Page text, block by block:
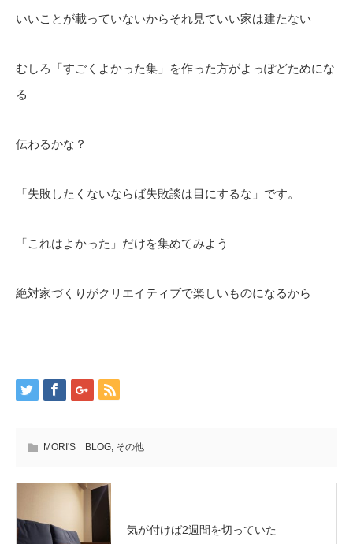
いいことが載っていないからそれ見ていい家は建たない
むしろ「すごくよかった集」を作った方がよっぽどためにな
る
伝わるかな？
「失敗したくないならば失敗談は目にするな」です。
「これはよかった」だけを集めてみよう
絶対家づくりがクリエイティブで楽しいものになるから
MORI'S BLOG, その他
気が付けば2週間を切っていた